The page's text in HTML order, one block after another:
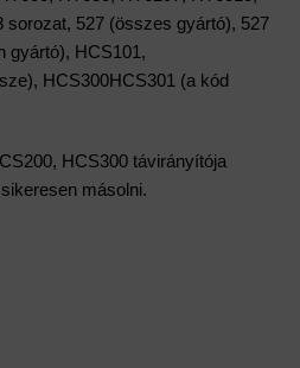
sorozat, 527 (összes gyártó), 527
gyártó), HCS101,
HCS300HCS301 (a kód
HCS300 távirányítója
másolni.